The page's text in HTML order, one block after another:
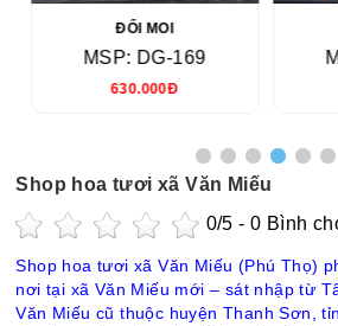
ĐỔI MOI
MSP: DG-169
630.000Đ
Shop hoa tươi xã Văn Miếu
0/5 -0 Bình
Shop hoa tươi xã Văn Miếu (Phú Thọ)
nơi tại xã Văn Miếu mới – sát nhập từ
Văn Miếu cũ thuộc huyện Thanh Sơn,